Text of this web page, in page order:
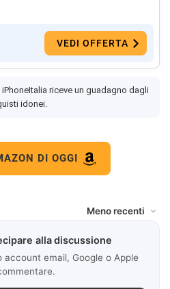
VEDI OFFERTA
riceve un guadagno dagli
idonei.
DI OGGI
alla discussione
email, Google o Apple